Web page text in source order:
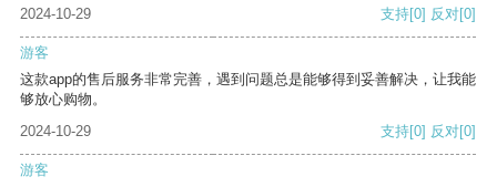
2024-10-29 支持[0] 反对[0]
游客
这款app的售后服务非常完善，遇到问题总是能够得到妥善解决，让我能
够放心购物。
2024-10-29
支持[0] 反对[0]
游客